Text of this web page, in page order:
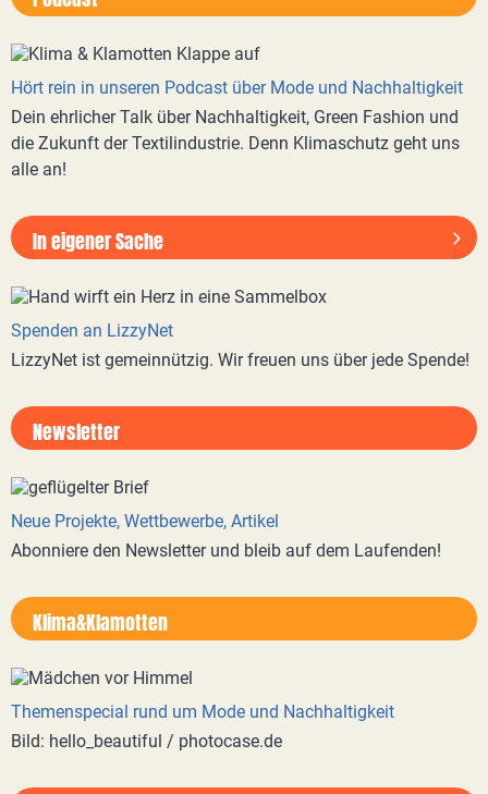
Hört rein in unseren Podcast über Mode und Nachhaltigkeit
Dein ehrlicher Talk über Nachhaltigkeit, Green Fashion und
die Zukunft der Textilindustrie. Denn Klimaschutz geht uns
alle an!
In eigener Sache
Spenden an LizzyNet
LizzyNet ist gemeinnützig. Wir freuen uns über jede Spende!
Newsletter
Neue Projekte, Wettbewerbe, Artikel
Abonniere den Newsletter und bleib auf dem Laufenden!
Klima&Klamotten
Themenspecial rund um Mode und Nachhaltigkeit
Bild: hello_beautiful / photocase.de